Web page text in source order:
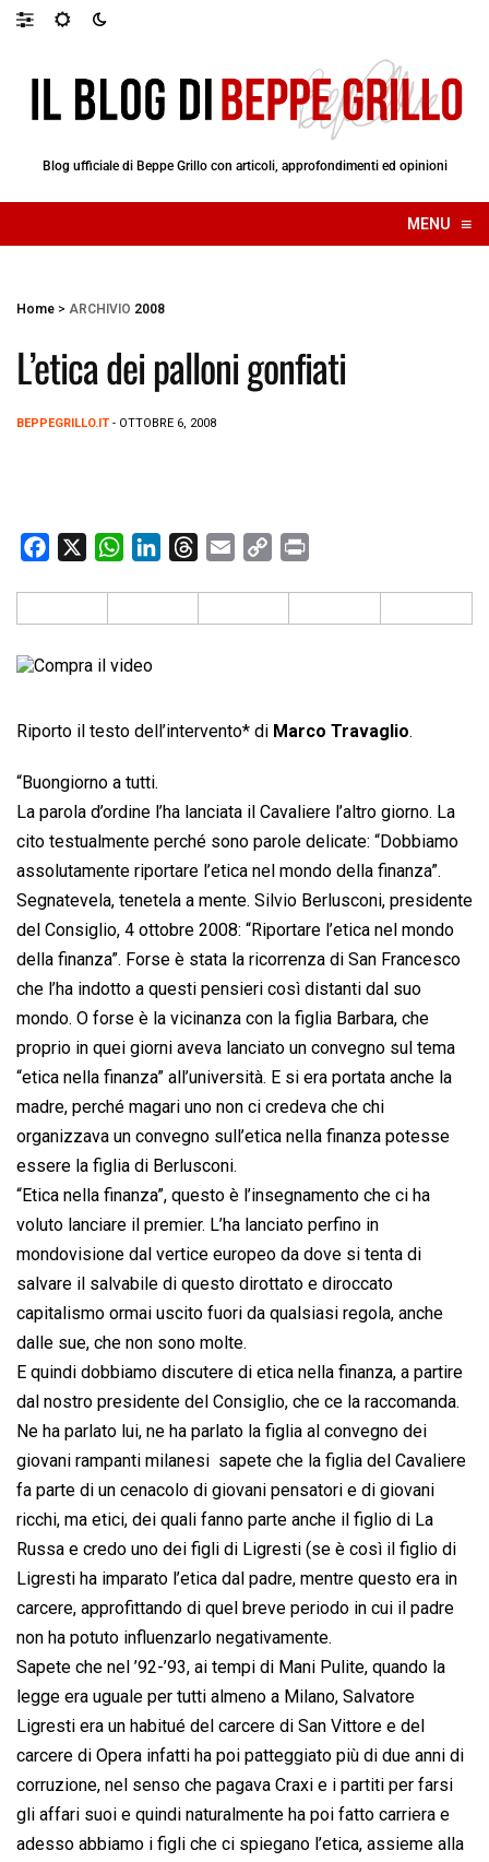
Blog ufficiale di Beppe Grillo con articoli, approfondimenti ed opinioni
MENU ≡
☰
Home > ARCHIVIO 2008
L’etica dei palloni gonfiati
BEPPEGRILLO.IT - OTTOBRE 6, 2008
b
W
s
Riporto il testo dell’intervento* di Marco Travaglio.
“Buongiorno a tutti.
La parola d’ordine l’ha lanciata il Cavaliere l’altro giorno. La
cito testualmente perché sono parole delicate: “Dobbiamo
assolutamente riportare l’etica nel mondo della finanza”.
Segnatevela, tenetela a mente. Silvio Berlusconi, presidente
del Consiglio, 4 ottobre 2008: “Riportare l’etica nel mondo
della finanza”. Forse è stata la ricorrenza di San Francesco
che l’ha indotto a questi pensieri così distanti dal suo
mondo. O forse è la vicinanza con la figlia Barbara, che
proprio in quei giorni aveva lanciato un convegno sul tema
“etica nella finanza” all’università. E si era portata anche la
madre, perché magari uno non ci credeva che chi
organizzava un convegno sull’etica nella finanza potesse
essere la figlia di Berlusconi.
“Etica nella finanza”, questo è l’insegnamento che ci ha
voluto lanciare il premier. L’ha lanciato perfino in
mondovisione dal vertice europeo da dove si tenta di
salvare il salvabile di questo dirottato e diroccato
capitalismo ormai uscito fuori da qualsiasi regola, anche
dalle sue, che non sono molte.
E quindi dobbiamo discutere di etica nella finanza, a partire
dal nostro presidente del Consiglio, che ce la raccomanda.
Ne ha parlato lui, ne ha parlato la figlia al convegno dei
giovani rampanti milanesi  sapete che la figlia del Cavaliere
fa parte di un cenacolo di giovani pensatori e di giovani
ricchi, ma etici, dei quali fanno parte anche il figlio di La
Russa e credo uno dei figli di Ligresti (se è così il figlio di
Ligresti ha imparato l’etica dal padre, mentre questo era in
carcere, approfittando di quel breve periodo in cui il padre
non ha potuto influenzarlo negativamente.
Sapete che nel ’92-’93, ai tempi di Mani Pulite, quando la
legge era uguale per tutti almeno a Milano, Salvatore
Ligresti era un habitué del carcere di San Vittore e del
carcere di Opera infatti ha poi patteggiato più di due anni di
corruzione, nel senso che pagava Craxi e i partiti per farsi
gli affari suoi e quindi naturalmente ha poi fatto carriera e
adesso abbiamo i figli che ci spiegano l’etica, assieme alla